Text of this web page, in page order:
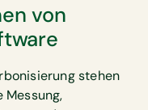
von
stehen
Messung,